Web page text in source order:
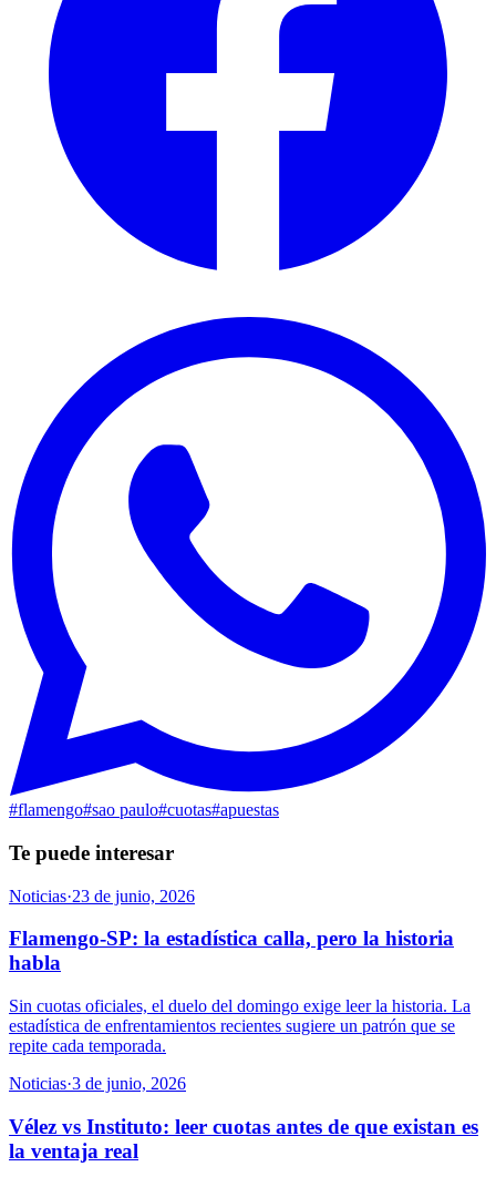
#flamengo#sao paulo#cuotas#apuestas
Te puede interesar
Noticias·23 de junio, 2026
Flamengo-SP: la estadística calla, pero la historia
habla
Sin cuotas oficiales, el duelo del domingo exige leer la historia. La
estadística de enfrentamientos recientes sugiere un patrón que se
repite cada temporada.
Noticias·3 de junio, 2026
Vélez vs Instituto: leer cuotas antes de que existan es
la ventaja real